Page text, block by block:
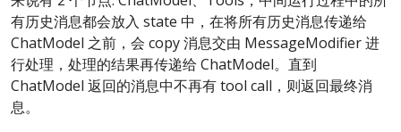
有历史消息都会放入 state 中，在将所有历史消息传递给
ChatModel 之前，会 copy 消息交由 MessageModifier 进
行处理，处理的结果再传递给 ChatModel。直到
ChatModel 返回的消息中不再有 tool call，则返回最终消
息。